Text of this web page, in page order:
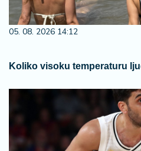
05. 08. 2026 14:12
Koliko visoku temperaturu